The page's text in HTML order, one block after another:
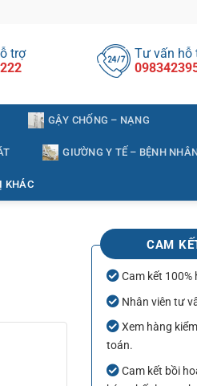
trợ
Tư vấn hỗ
GẬY CHỐNG – NẠNG
GIƯỜNG Y TẾ – BỆNH
KHÁC
CAM
Cam kết
Nhân viên tư
Xem hàng
toán.
Cam kết bồi